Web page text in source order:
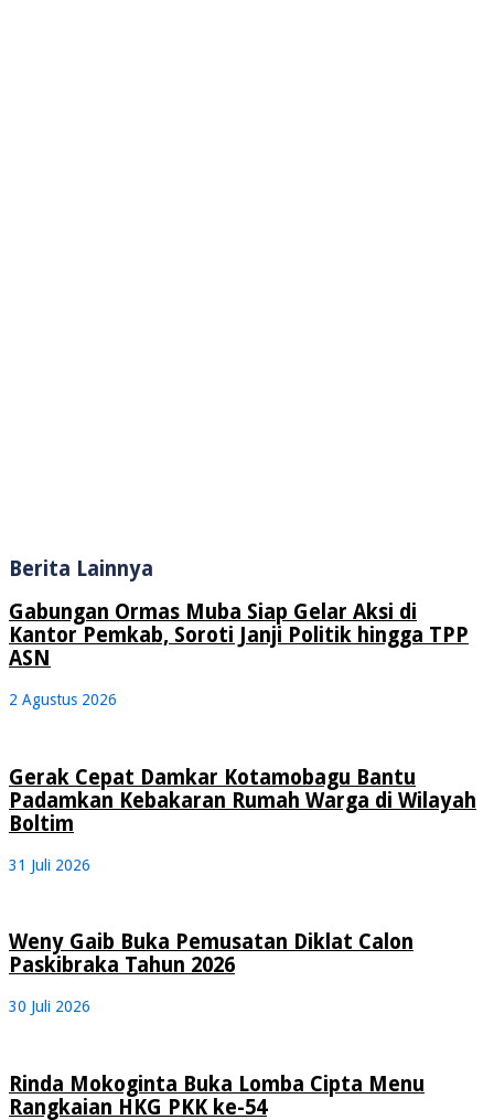
Berita Lainnya
Gabungan Ormas Muba Siap Gelar Aksi di
Kantor Pemkab, Soroti Janji Politik hingga TPP
ASN
2 Agustus 2026
Gerak Cepat Damkar Kotamobagu Bantu
Padamkan Kebakaran Rumah Warga di Wilayah
Boltim
31 Juli 2026
Weny Gaib Buka Pemusatan Diklat Calon
Paskibraka Tahun 2026
30 Juli 2026
Rinda Mokoginta Buka Lomba Cipta Menu
Rangkaian HKG PKK ke-54